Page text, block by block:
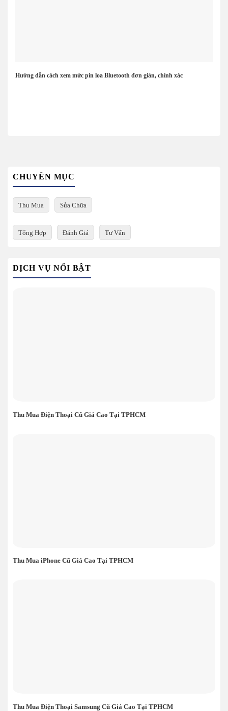
Hướng dẫn cách xem mức pin loa Bluetooth đơn giản, chính xác
CHUYÊN MỤC
Thu Mua Sửa Chữa
Tổng Hợp Đánh Giá Tư Vấn
DỊCH VỤ NỔI BẬT
Thu Mua Điện Thoại Cũ Giá Cao Tại TPHCM
Thu Mua iPhone Cũ Giá Cao Tại TPHCM
Thu Mua Điện Thoại Samsung Cũ Giá Cao Tại TPHCM